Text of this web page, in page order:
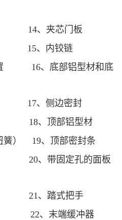
、夹芯门板
内铰链
置 16、底部铝型材和底
侧边密封
、顶部铝型材
簧） 19、顶部密封条
带固定孔的面板
、踏式把手
22、末端缓冲器